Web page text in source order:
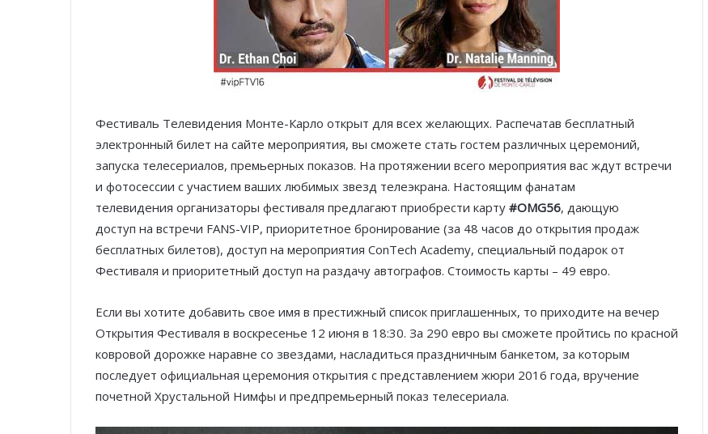
Фестиваль Телевидения Монте-Карло открыт для всех желающих. Распечатав бесплатный
электронный билет на сайте мероприятия, вы сможете стать гостем различных церемоний,
запуска телесериалов, премьерных показов. На протяжении всего мероприятия вас ждут встречи
и фотосессии с участием ваших любимых звезд телеэкрана. Настоящим фанатам
телевидения организаторы фестиваля предлагают приобрести карту #OMG56, дающую
доступ на встречи FANS-VIP, приоритетное бронирование (за 48 часов до открытия продаж
бесплатных билетов), доступ на мероприятия ConTech Academy, специальный подарок от
Фестиваля и приоритетный доступ на раздачу автографов. Стоимость карты – 49 евро.
Если вы хотите добавить свое имя в престижный список приглашенных, то приходите на вечер
Открытия Фестиваля в воскресенье 12 июня в 18:30. За 290 евро вы сможете пройтись по красной
ковровой дорожке наравне со звездами, насладиться праздничным банкетом, за которым
последует официальная церемония открытия с представлением жюри 2016 года, вручение
почетной Хрустальной Нимфы и предпремьерный показ телесериала.